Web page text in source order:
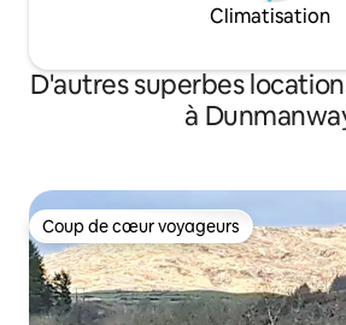
Climatisation
D'autres superbes
à
Coup de cœur voyageurs
Coup de cœur voyageurs